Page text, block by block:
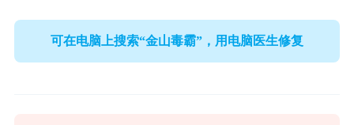
可在电脑上搜索“金山毒霸”，用电脑医生修复